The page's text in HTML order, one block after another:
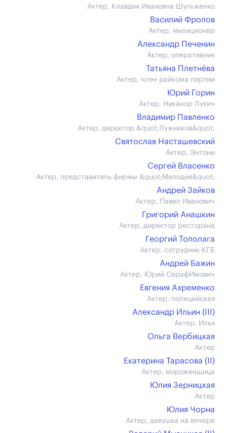
Актер, Клавдия Ивановна Шульженко
Василий Фролов
Актер, милиционер
Александр Печенин
Актер, оперативник
Татьяна Плетнёва
Актер, член райкома партии
Юрий Горин
Актер, Никанор Лукич
Владимир Павленко
Актер, директор &quot;Лужников&quot;
Святослав Насташевский
Актер, Энтони
Сергей Власенко
Актер, представитель фирмы &quot;Мелодия&quot;
Андрей Зайков
Актер, Павел Иванович
Григорий Анашкин
Актер, директор ресторана
Георгий Тополага
Актер, сотрудник КГБ
Андрей Бажин
Актер, Юрий СерафИмович
Евгения Ахременко
Актер, полицейская
Александр Ильин (III)
Актер, Илья
Ольга Вербицкая
Актер
Екатерина Тарасова (II)
Актер, мороженщица
Юлия Зерницкая
Актер
Юлия Чорна
Актер, девушка на вечере